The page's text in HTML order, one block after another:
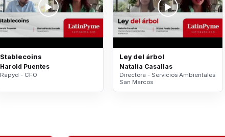
Stablecoins
Harold Puentes
Rapyd - CFO
Ley del árbol
Natalia Casallas
Directora - Servicios Ambientales
San Marcos